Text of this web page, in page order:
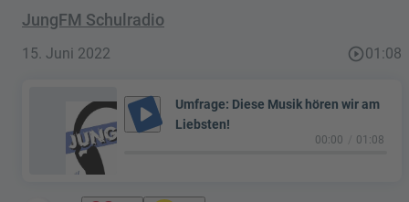
JungFM Schulradio
15. Juni 2022 play_circle_outline01:08
play_arrow
Umfrage: Diese Musik hören wir am
Liebsten!
00:00 01:08